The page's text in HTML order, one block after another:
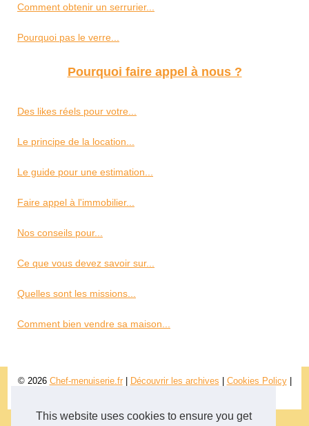
This website uses cookies to ensure you get
Comment obtenir un serrurier...
Pourquoi pas le verre...
Pourquoi faire appel à nous ?
Des likes réels pour votre...
Le principe de la location...
Le guide pour une estimation...
Faire appel à l'immobilier...
Nos conseils pour...
Ce que vous devez savoir sur...
Quelles sont les missions...
Comment bien vendre sa maison...
© 2026 Chef-menuiserie.fr| Découvrir les archives Cookies Policy|